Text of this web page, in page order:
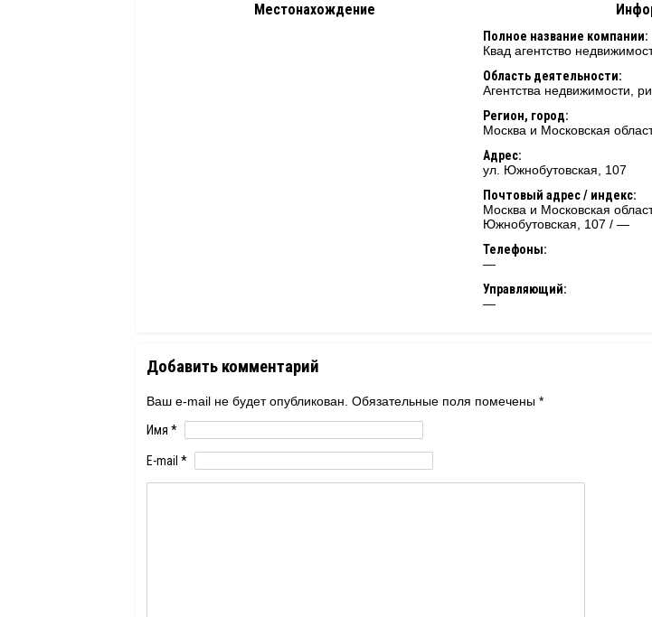
Местонахождение
Полное название компании:
Квад агентство
Область деятельности:
Агентства недвижимости,
Регион, город:
Москва и Московская
Адрес:
ул. Южнобутовская, 107
Почтовый адрес / индекс:
Москва и Московская
Южнобутовская, 107 / —
Телефоны:
—
Управляющий:
—
Добавить комментарий
Ваш e-mail не будет опубликован. Обязательные поля помечены *
Имя *
E-mail *